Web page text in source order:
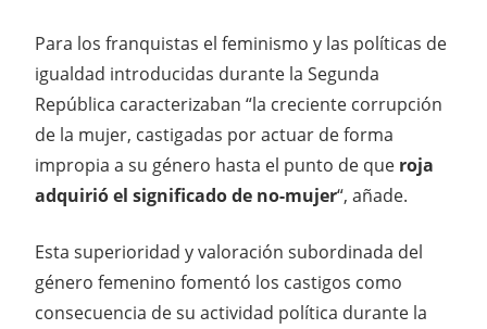
Para los franquistas el feminismo y las políticas de
igualdad introducidas durante la Segunda
República caracterizaban “la creciente corrupción
de la mujer, castigadas por actuar de forma
impropia a su género hasta el punto de que roja
adquirió el significado de no-mujer“, añade.
Esta superioridad y valoración subordinada del
género femenino fomentó los castigos como
consecuencia de su actividad política durante la